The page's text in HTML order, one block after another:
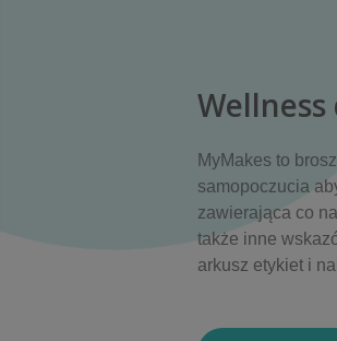
Wellness
MyMakes to
samopoczucia
zawierająca co
także inne
arkusz etykiet i